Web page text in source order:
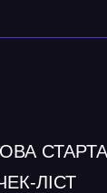
ЛІСТ